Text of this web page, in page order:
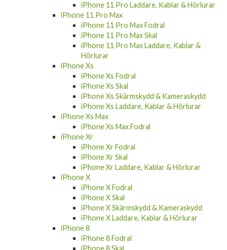
iPhone 11 Pro Laddare, Kablar & Hörlurar
iPhone 11 Pro Max
iPhone 11 Pro Max Fodral
iPhone 11 Pro Max Skal
iPhone 11 Pro Max Laddare, Kablar &
Hörlurar
iPhone Xs
iPhone Xs Fodral
iPhone Xs Skal
iPhone Xs Skärmskydd & Kameraskydd
iPhone Xs Laddare, Kablar & Hörlurar
iPhone Xs Max
iPhone Xs Max Fodral
iPhone Xr
iPhone Xr Fodral
iPhone Xr Skal
iPhone Xr Laddare, Kablar & Hörlurar
iPhone X
iPhone X Fodral
iPhone X Skal
iPhone X Skärmskydd & Kameraskydd
iPhone X Laddare, Kablar & Hörlurar
iPhone 8
iPhone 8 Fodral